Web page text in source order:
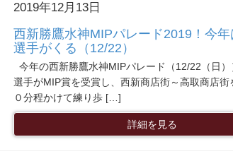
2019年12月13日
西新勝鷹水神MIPパレード2019！今
選手がくる（12/22）
今年の西新勝鷹水神MIPパレード（12/22（日
選手がMIP賞を受賞し、西新商店街～高取商店街
０分程かけて練り歩 […]
詳細を見る